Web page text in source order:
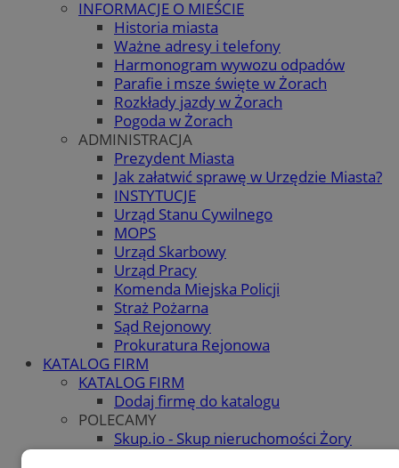
INFORMACJE O MIEŚCIE
Historia miasta
Ważne adresy i telefony
Harmonogram wywozu odpadów
Parafie i msze święte w Żorach
Rozkłady jazdy w Żorach
Pogoda w Żorach
ADMINISTRACJA
Prezydent Miasta
Jak załatwić sprawę w Urzędzie Miasta?
INSTYTUCJE
Urząd Stanu Cywilnego
MOPS
Urząd Skarbowy
Urząd Pracy
Komenda Miejska Policji
Straż Pożarna
Sąd Rejonowy
Prokuratura Rejonowa
KATALOG FIRM
KATALOG FIRM
Dodaj firmę do katalogu
POLECAMY
Skup.io - Skup nieruchomości Żory